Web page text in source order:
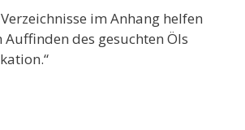
im Anhang helfen
Auffinden des gesuchten Öls